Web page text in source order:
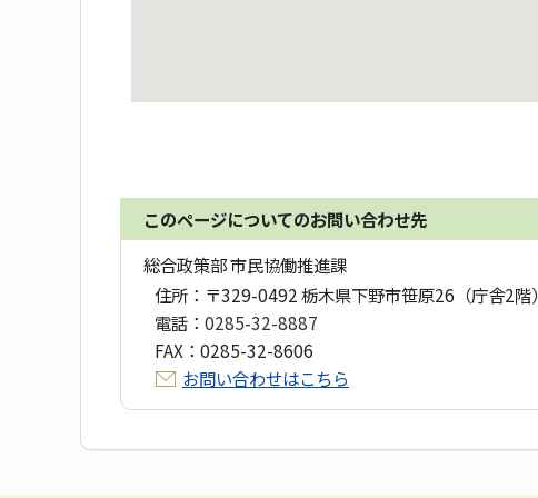
このページについてのお問い合わせ先
総合政策部 市民協働推進課
住所： 〒329-0492 栃木県下野市笹原26（庁舎2階）
電話： 0285-32-8887
FAX： 0285-32-8606
お問い合わせはこちら